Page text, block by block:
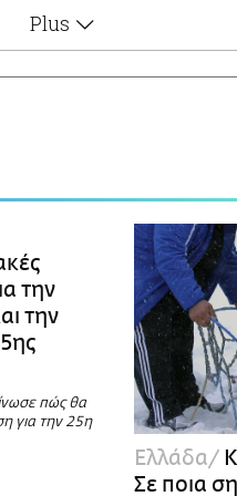
Plus
Απώλειες
Lgbtqi+
Επιλογές
την
την
πώς θα
για την 25η
Ελλάδα
Σε ποια